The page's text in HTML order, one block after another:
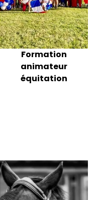
Formation
animateur
équitation